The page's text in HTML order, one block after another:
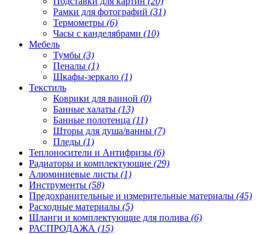
Рамки для фотографий (31)
Термометры (6)
Часы с канделябрами (10)
Мебель
Тумбы (3)
Пеналы (1)
Шкафы-зеркало (1)
Текстиль
Коврики для ванной (0)
Банные халаты (13)
Банные полотенца (11)
Шторы для душа/ванны (7)
Пледы (1)
Теплоносители и Антифризы (6)
Радиаторы и комплектующие (29)
Алюминиевые листы (1)
Инструменты (58)
Предохранительные и измерительные материалы (45)
Расходные материалы (5)
Шланги и комплектующие для полива (6)
РАСПРОДАЖА (15)